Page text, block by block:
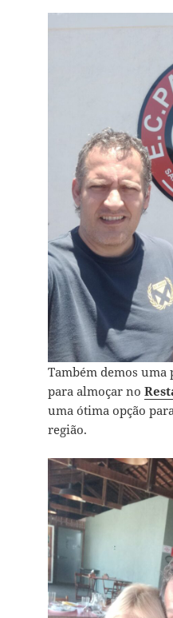
Também demos uma
para almoçar no
uma ótima opção
região.